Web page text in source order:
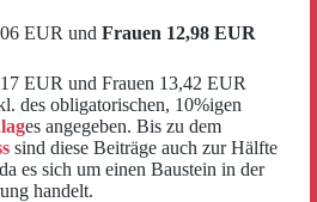
EUR und Frauen 12,98 EUR
EUR und Frauen 13,42 EUR
des obligatorischen, 10%igen
es angegeben. Bis zu dem
sind diese Beiträge auch zur Hälfte
es sich um einen Baustein in der
handelt.